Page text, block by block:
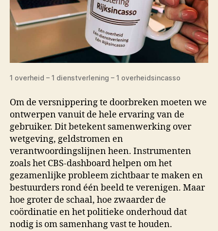
1 overheid – 1 dienstverlening – 1 overheidsincasso
Om de versnippering te doorbreken moeten we
ontwerpen vanuit de hele ervaring van de
gebruiker. Dit betekent samenwerking over
wetgeving, geldstromen en
verantwoordingslijnen heen. Instrumenten
zoals het CBS-dashboard helpen om het
gezamenlijke probleem zichtbaar te maken en
bestuurders rond één beeld te verenigen. Maar
hoe groter de schaal, hoe zwaarder de
coördinatie en het politieke onderhoud dat
nodig is om samenhang vast te houden.